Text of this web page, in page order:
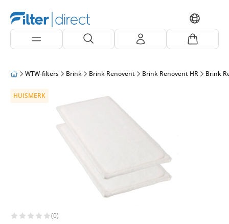
WTW-filters Brink Brink Renovent Brink Renovent HR Brink
HUISMERK
(0)